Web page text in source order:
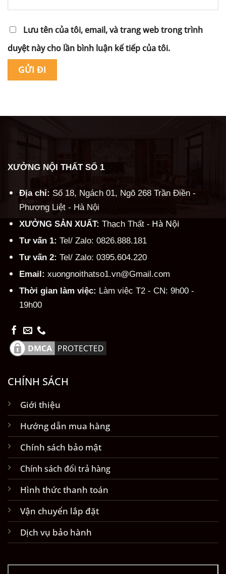
Lưu tên của tôi, email, và trang web trong trình
duyệt này cho lần bình luận kế tiếp của tôi.
XƯỞNG NỘI THẤT SỐ 1
Địa chỉ: Số 18, Ngách 01, Ngõ 268 Trần Điền -
Phương Liệt - Hà Nội
XƯỞNG SẢN XUẤT: Thạch Thất - Hà Nội
Tư vấn 1: Tel/ Zalo: 0826.888.181
Tư vấn 2: Tel/ Zalo: 0395.604.220
Email: xuongnoithatso1.vn@Gmail.com
Thời gian làm việc: Làm việc T2 - CN: 9h00 -
19h00
CHÍNH SÁCH
Giới thiệu
Hướng dẫn mua hàng
Chính sách bảo mật
Chính sách đổi trả hàng
Hình thức thanh toán
Vận chuyển lắp đặt
Dịch vụ bảo hành